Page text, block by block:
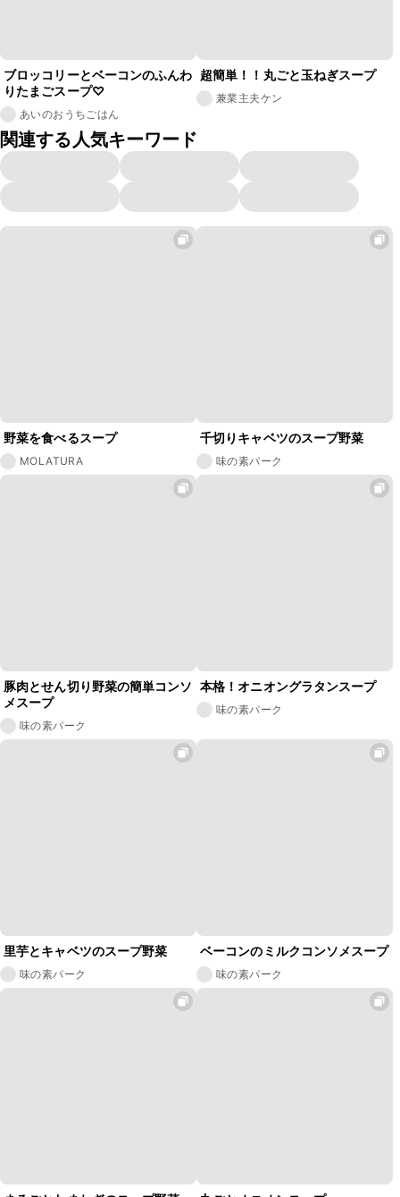
ブロッコリーとベーコンのふんわ
りたまごスープ♡
あいのおうちごはん
超簡単！！丸ごと玉ねぎスープ
兼業主夫ケン
関連する人気キーワード
野菜を食べるスープ
MOLATURA
千切りキャベツのスープ野菜
味の素パーク
豚肉とせん切り野菜の簡単コンソ
メスープ
味の素パーク
本格！オニオングラタンスープ
味の素パーク
里芋とキャベツのスープ野菜
味の素パーク
ベーコンのミルクコンソメスープ
味の素パーク